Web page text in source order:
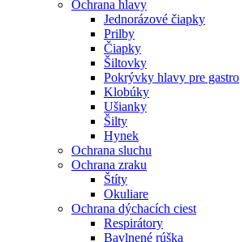
Ochrana hlavy
Jednorázové čiapky
Prilby
Čiapky
Šiltovky
Pokrývky hlavy pre gastro
Klobúky
Ušianky
Šilty
Hynek
Ochrana sluchu
Ochrana zraku
Štíty
Okuliare
Ochrana dýchacích ciest
Respirátory
Bavlnené rúška